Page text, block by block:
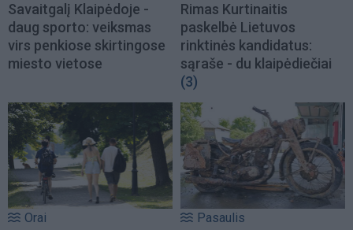
Savaitgalį Klaipėdoje -
daug sporto: veiksmas
virs penkiose skirtingose
miesto vietose
Rimas Kurtinaitis
paskelbė Lietuvos
rinktinės kandidatus:
sąraše - du klaipėdiečiai
(3)
Orai Pasaulis